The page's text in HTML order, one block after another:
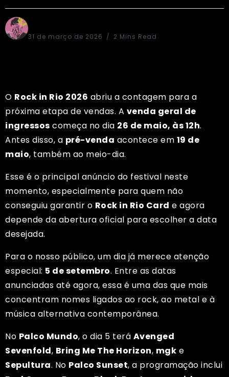
31 de março de 2026 2 Mins Read
O Rock in Rio 2026 abriu a contagem para a
próxima etapa de vendas. A venda geral de
ingressos começa no dia 26 de maio, às 12h.
Antes disso, a pré-venda acontece em 19 de
maio, também ao meio-dia.
Esse é o principal anúncio do festival neste
momento, especialmente para quem não
conseguiu garantir o Rock in Rio Card e agora
depende da abertura oficial para escolher a data
desejada.
Para o nosso público, um dia já merece atenção
especial: 5 de setembro. Entre as datas
anunciadas até agora, essa é uma das que mais
concentram nomes ligados ao rock, ao metal e à
música alternativa contemporânea.
No Palco Mundo, o dia 5 terá Avenged
Sevenfold, Bring Me The Horizon, mgk e
Sepultura. No Palco Sunset, a programação inclui